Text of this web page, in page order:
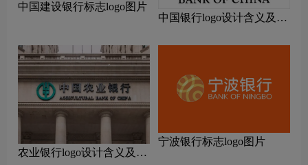
中国建设银行标志logo图片
中国银行logo设计含义及设
农业银行logo设计含义及设
宁波银行标志logo图片